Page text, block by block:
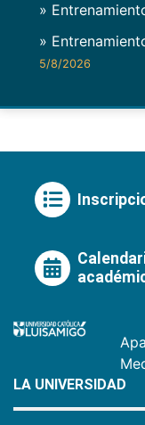
»
»
5/8/2026
LA UNIVERSIDAD